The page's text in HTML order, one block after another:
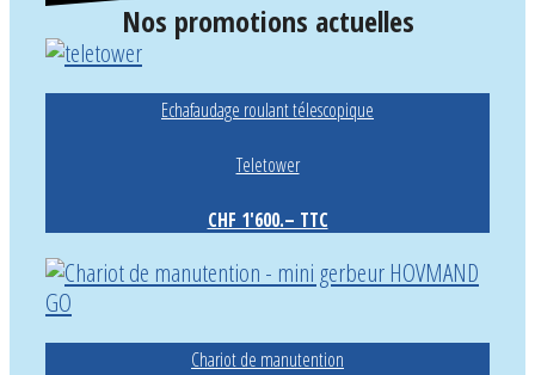
Nos promotions actuelles
Echafaudage roulant télescopique
Teletower
CHF 1'600.– TTC
Chariot de manutention